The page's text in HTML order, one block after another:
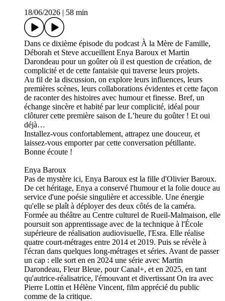
18/06/2026 | 58 min
Dans ce dixième épisode du podcast À la Mère de Famille,
Déborah et Steve accueillent Enya Baroux et Martin
Darondeau pour un goûter où il est question de création, de
complicité et de cette fantaisie qui traverse leurs projets.
Au fil de la discussion, on explore leurs influences, leurs
premières scènes, leurs collaborations évidentes et cette façon
de raconter des histoires avec humour et finesse. Bref, un
échange sincère et habité par leur complicité, idéal pour
clôturer cette première saison de L’heure du goûter ! Et oui
déjà…
Installez‑vous confortablement, attrapez une douceur, et
laissez-vous emporter par cette conversation pétillante.
Bonne écoute !
Enya Baroux
Pas de mystère ici, Enya Baroux est la fille d'Olivier Baroux.
De cet héritage, Enya a conservé l'humour et la folie douce au
service d'une poésie singulière et accessible. Une énergie
qu'elle se plaît à déployer des deux côtés de la caméra.
Formée au théâtre au Centre culturel de Rueil-Malmaison, elle
poursuit son apprentissage avec de la technique à l'École
supérieure de réalisation audiovisuelle, l'Esra. Elle réalise
quatre court-métrages entre 2014 et 2019. Puis se révèle à
l'écran dans quelques long-métrages et séries. Avant de passer
un cap : elle sort en en 2024 une série avec Martin
Darondeau, Fleur Bleue, pour Canal+, et en 2025, en tant
qu'autrice-réalisatrice, l'émouvant et divertissant On ira avec
Pierre Lottin et Hélène Vincent, film apprécié du public
comme de la critique.